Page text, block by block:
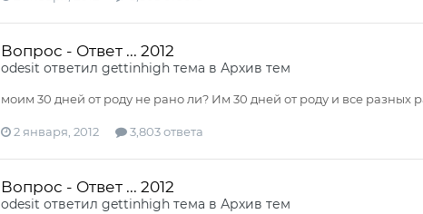
Вопрос - Ответ ... 2012
odesit ответил gettinhighтема в Архив тем
моим 30 дней от роду не рано ли? Им 30 дней от роду и все разных
2 января, 2012 3,803 ответа
Вопрос - Ответ ... 2012
odesit ответил gettinhighтема в Архив тем